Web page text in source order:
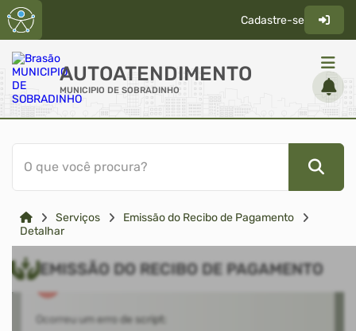
Cadastre-se
AUTOATENDIMENTO
MUNICIPIO DE SOBRADINHO
ACESSO RÁPIDO
Acessibilidade
Diário Oficial
O que você procura?
Serviços
Emissão do Recibo de Pagamento
Detalhar
EMISSÃO DO RECIBO DE PAGAMENTO